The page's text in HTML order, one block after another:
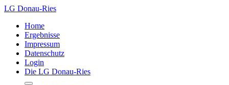
LG Donau-Ries
Home
Ergebnisse
Impressum
Datenschutz
Login
Die LG Donau-Ries